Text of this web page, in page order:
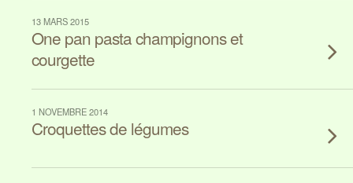
13 MARS 2015
One pan pasta champignons et
courgette
1 NOVEMBRE 2014
Croquettes de légumes